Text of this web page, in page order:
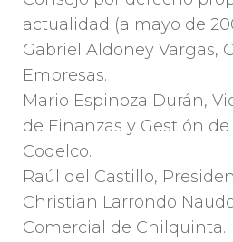
actualidad (a mayo de
Gabriel Aldoney Vargas,
Empresas.
Mario Espinoza Durán,
de Finanzas y Gestión
Codelco.
Raúl del Castillo,
Christian Larrondo
Comercial de Chilquinta.